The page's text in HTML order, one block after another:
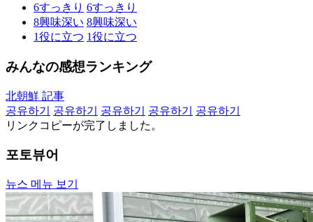
6すっきり 6すっきり
8興味深い 8興味深い
1役に立つ 1役に立つ
みんなの感想ランキング
北朝鮮 記事
공유하기
공유하기 공유하기 공유하기
공유하기
リンクコピーが完了しました。
포토뷰어
뉴스 메뉴 보기